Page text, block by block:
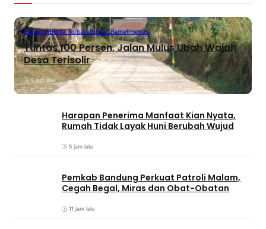
BandungBerita TerbaruBerita UtamaInspirasi
Tuntas 100 Persen, Jalan Mulus Ubah Wajah
Desa Terisolir
5 jam lalu
Harapan Penerima Manfaat Kian Nyata,
Rumah Tidak Layak Huni Berubah Wujud
5 jam lalu
Pemkab Bandung Perkuat Patroli Malam,
Cegah Begal, Miras dan Obat-Obatan
11 jam lalu